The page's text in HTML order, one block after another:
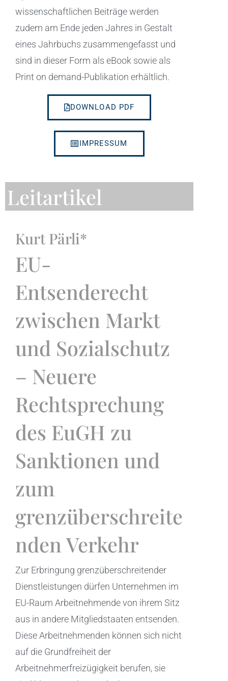
wissenschaftlichen Beiträge werden
zudem am Ende jeden Jahres in Gestalt
eines Jahrbuchs zusammengefasst und
sind in dieser Form als eBook sowie als
Print on demand-Publikation erhältlich.
DOWNLOAD PDF
IMPRESSUM
Leitartikel
Kurt Pärli*
EU-
Entsenderecht
zwischen Markt
und Sozialschutz
– Neuere
Rechtsprechung
des EuGH zu
Sanktionen und
zum
grenzüberschreite
nden Verkehr
Zur Erbringung grenzüberschreitender
Dienstleistungen dürfen Unternehmen im
EU-Raum Arbeitnehmende von ihrem Sitz
aus in andere Mitgliedstaaten entsenden.
Diese Arbeitnehmenden können sich nicht
auf die Grundfreiheit der
Arbeitnehmerfreizügigkeit berufen, sie